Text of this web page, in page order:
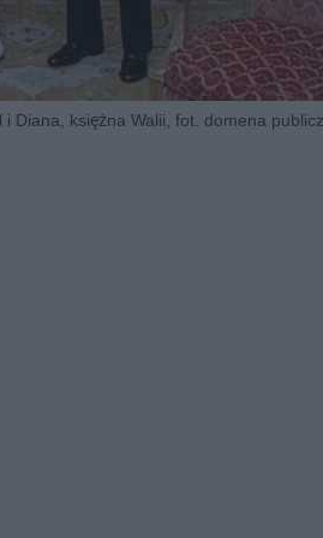
Diana, księżna Walii, fot. domena